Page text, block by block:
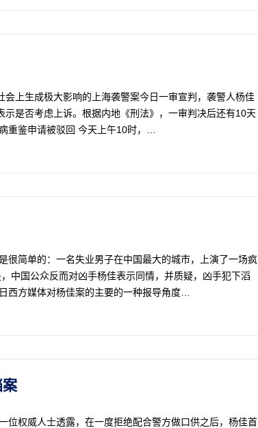
上生成极大影响的上海袭警案今日一审宣判，袭警人杨佳
是否考虑上诉。根据内地《刑法》，一审判决后还有10天
重鉴申请被驳回 今天上午10时，…
很简单的：一名失业男子在中国最大的城市，上演了一场疯
中国公众反而对凶手杨佳表示同情，并质疑，凶手犯下滔
西方媒体对杨佳案的主要的一种报导角度…
位权威人士透露，在一度拒绝配合警方做口供之后，杨佳首